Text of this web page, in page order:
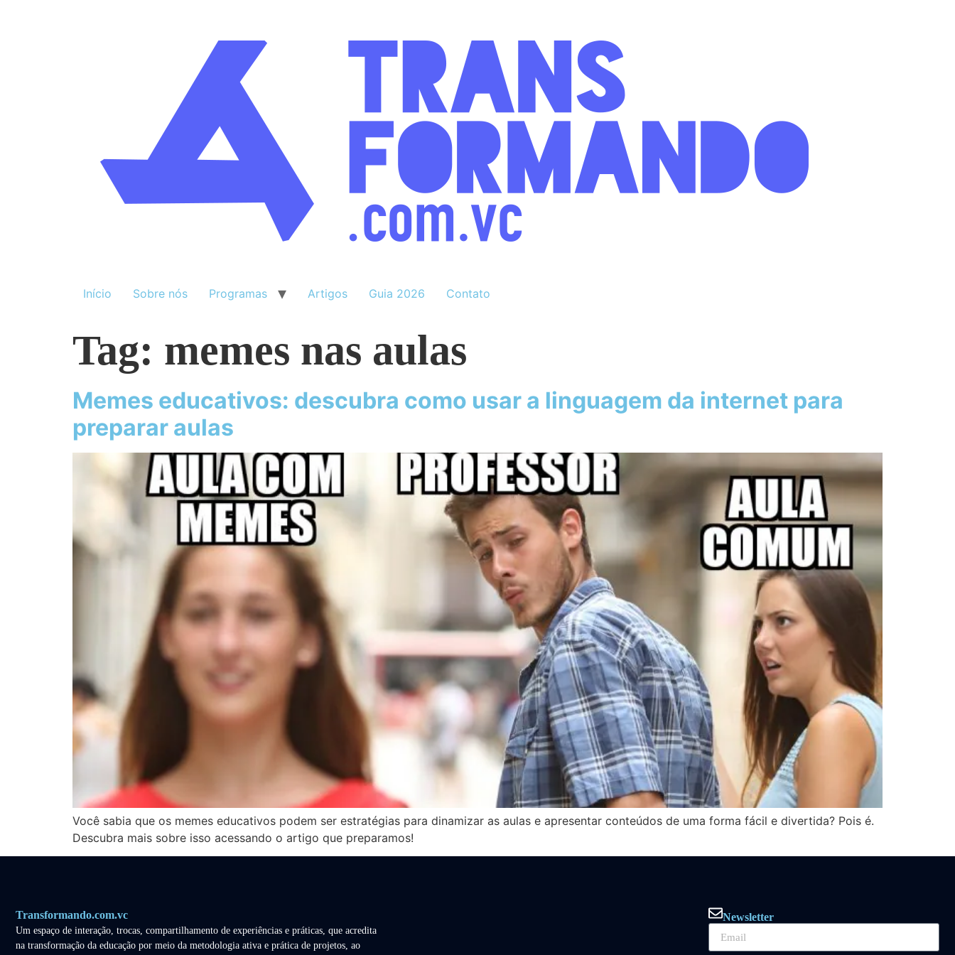
Início Sobre nós Programas Artigos Guia 2026 Contato
Tag: memes nas aulas
Memes educativos: descubra como usar a linguagem da internet para
preparar aulas
Você sabia que os memes educativos podem ser estratégias para dinamizar as aulas e apresentar conteúdos de uma forma fácil e divertida? Pois é.
Descubra mais sobre isso acessando o artigo que preparamos!
Transformando.com.vc
Um espaço de interação, trocas, compartilhamento de experiências e práticas, que acredita
na transformação da educação por meio da metodologia ativa e prática de projetos, ao
Newsletter